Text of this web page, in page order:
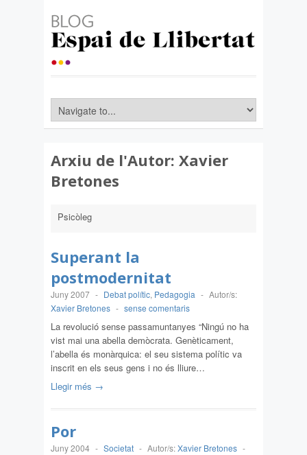
Arxiu de l'Autor: Xavier
Bretones
Psicòleg
Superant la
postmodernitat
Juny 2007 - Debat polític, Pedagogia - Autor/s:
Xavier Bretones - sense comentaris
La revolució sense passamuntanyes “Ningú no ha
vist mai una abella demòcrata. Genèticament,
l’abella és monàrquica: el seu sistema polític va
inscrit en els seus gens i no és lliure…
Llegir més →
Por
Juny 2004 - Societat - Autor/s:Xavier Bretones -